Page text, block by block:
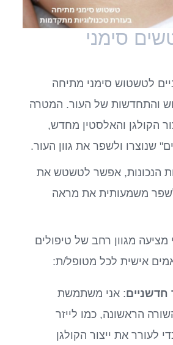
סימני
לטשטוש סימני מתיחה
והתחדשות של העור. המטרה
הקולגן והאלסטין מחדש,
שנוצרו ולשפר את גוון העור.
הנכונות, אפשר לטשטש את
משמעותית את מראה
מגוון רחב של טיפולים
אישית לכל מטופל/ת:
חדשניים: אני משתמשת
הראשונה, כמו לייזר
לעורר את ייצור הקולגן